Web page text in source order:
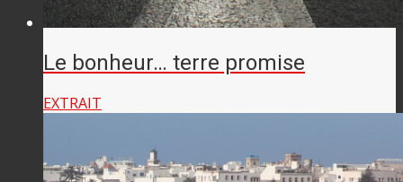
Le bonheur… terre promise
EXTRAIT